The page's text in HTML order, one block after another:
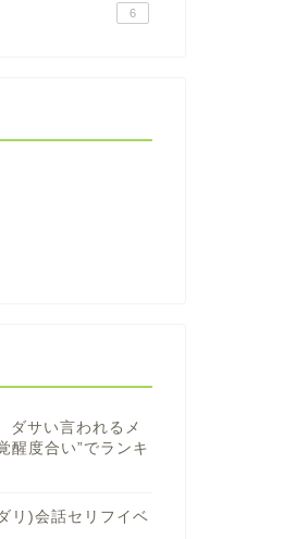
6
ダサい言われるメ
醒度合い”でランキ
リ)会話セリフイベ